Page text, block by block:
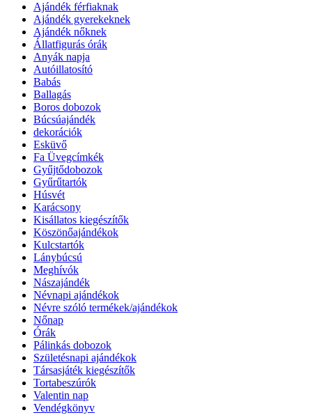
Ajándék férfiaknak
Ajándék gyerekeknek
Ajándék nőknek
Állatfigurás órák
Anyák napja
Autóillatosító
Babás
Ballagás
Boros dobozok
Búcsúajándék
dekorációk
Esküvő
Fa Üvegcímkék
Gyűjtődobozok
Gyűrűtartók
Húsvét
Karácsony
Kisállatos kiegészítők
Köszönőajándékok
Kulcstartók
Lánybúcsú
Meghívók
Nászajándék
Névnapi ajándékok
Névre szóló termékek/ajándékok
Nőnap
Órák
Pálinkás dobozok
Születésnapi ajándékok
Társasjáték kiegészítők
Tortabeszúrók
Valentin nap
Vendégkönyv